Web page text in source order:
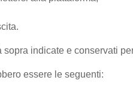
indicate e conservati
essere le seguenti: